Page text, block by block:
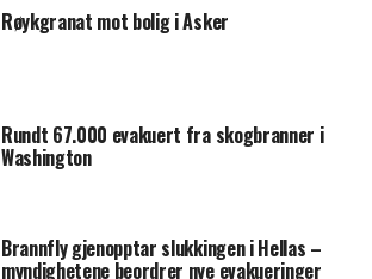
Røykgranat mot bolig i Asker
Rundt 67.000 evakuert fra skogbranner i
Washington
Brannfly gjenopptar slukkingen i Hellas –
myndighetene beordrer nye evakueringer